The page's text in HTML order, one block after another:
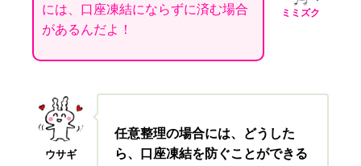
ミミズク
には、口座凍結にならずに済む場合
があるんだよ！
ウサギ
任意整理の場合には、どうした
ら、口座凍結を防ぐことができる